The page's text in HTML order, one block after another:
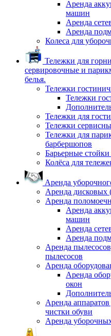
Аренда
машин
Аренда
Аренда
Колеса для
Тележки для
сервировочные и
белья.
Тележки
Тележки
Тележки для
Тележки
Тележки для
барбершопов
Барьерные
Колёса для
Аренда
Аренда
Аренда
Аренда
машин
Аренда
Аренда
Аренда
пылесосов
Аренда
Аренда
окон
Аренда
чистки обуви
Аренда